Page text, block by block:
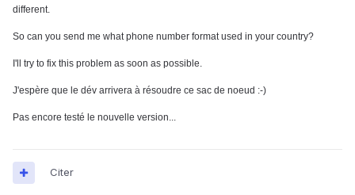
different.
So can you send me what phone number format used in your country?
I'll try to fix this problem as soon as possible.
J'espère que le dév arrivera à résoudre ce sac de noeud :-)
Pas encore testé le nouvelle version...
Citer